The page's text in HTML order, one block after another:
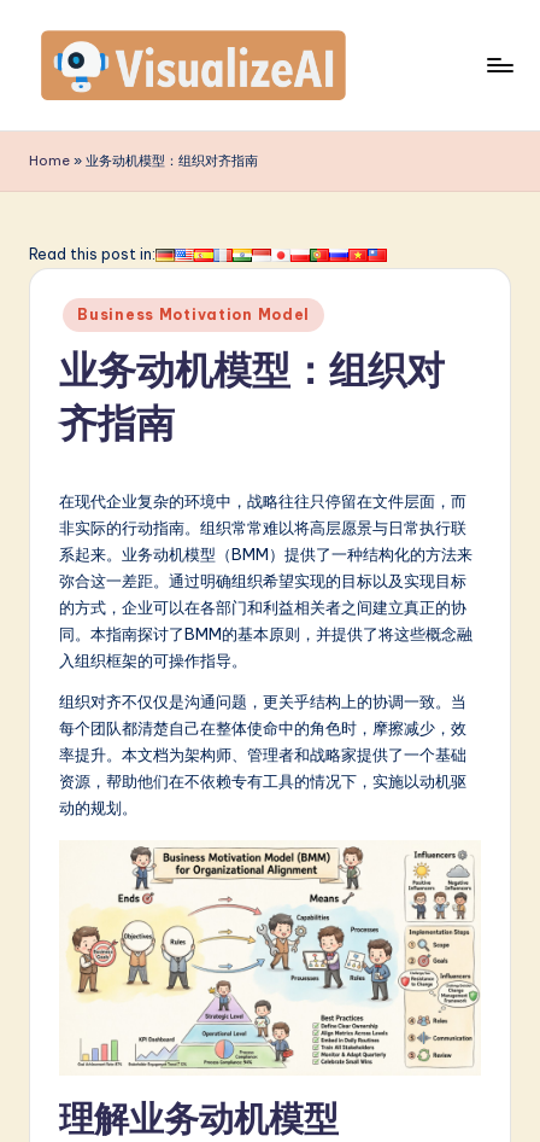
content
is
u
li
A
m
p
fi
d
C
Home » 业务动机模型：组织对齐指南
Read this post in:
Posted
in
Business Motivation Model
业务动机模型：组织对
齐指南
在现代企业复杂的环境中，战略往往只停留在文件层面，而
非实际的行动指南。组织常常难以将高层愿景与日常执行联
系起来。业务动机模型（BMM）提供了一种结构化的方法来
弥合这一差距。通过明确组织希望实现的目标以及实现目标
的方式，企业可以在各部门和利益相关者之间建立真正的协
同。本指南探讨了BMM的基本原则，并提供了将这些概念融
入组织框架的可操作指导。
组织对齐不仅仅是沟通问题，更关乎结构上的协调一致。当
每个团队都清楚自己在整体使命中的角色时，摩擦减少，效
率提升。本文档为架构师、管理者和战略家提供了一个基础
资源，帮助他们在不依赖专有工具的情况下，实施以动机驱
动的规划。
理解业务动机模型